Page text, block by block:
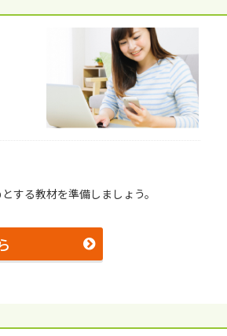
する教材を準備しましょう。